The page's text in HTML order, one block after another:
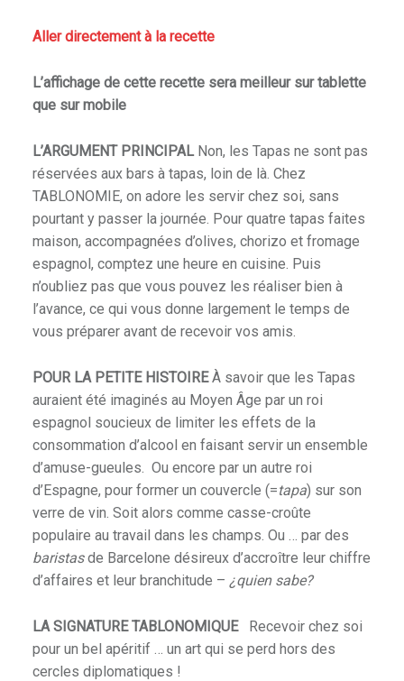
Aller directement à la recette
L’affichage de cette recette sera meilleur sur tablette
que sur mobile
L’ARGUMENT PRINCIPALNon, les Tapas ne sont pas
réservées aux bars à tapas, loin de là. Chez
TABLONOMIE, on adore les servir chez soi, sans
pourtant y passer la journée. Pour quatre tapas faites
maison, accompagnées d’olives, chorizo et fromage
espagnol, comptez une heure en cuisine. Puis
n’oubliez pas que vous pouvez les réaliser bien à
l’avance, ce qui vous donne largement le temps de
vous préparer avant de recevoir vos amis.
POUR LA PETITE HISTOIREÀ savoir que les Tapas
auraient été imaginés au Moyen Âge par un roi
espagnol soucieux de limiter les effets de la
consommation d’alcool en faisant servir un ensemble
d’amuse-gueules. Ou encore par un autre roi
d’Espagne, pour former un couvercle (=tapa) sur son
verre de vin. Soit alors comme casse-croûte
populaire au travail dans les champs. Ou … par des
baristasde Barcelone désireux d’accroître leur chiffre
d’affaires et leur branchitude – ¿quien sabe?
LA SIGNATURE TABLONOMIQUERecevoir chez soi
pour un bel apéritif … un art qui se perd hors des
cercles diplomatiques !